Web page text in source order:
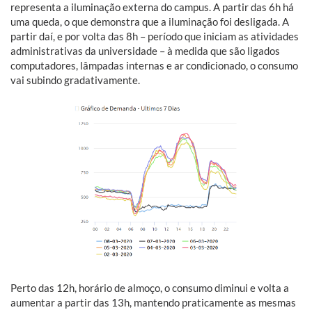
representa a iluminação externa do campus. A partir das 6h há
uma queda, o que demonstra que a iluminação foi desligada. A
partir daí, e por volta das 8h – período que iniciam as atividades
administrativas da universidade – à medida que são ligados
computadores, lâmpadas internas e ar condicionado, o consumo
vai subindo gradativamente.
Perto das 12h, horário de almoço, o consumo diminui e volta a
aumentar a partir das 13h, mantendo praticamente as mesmas